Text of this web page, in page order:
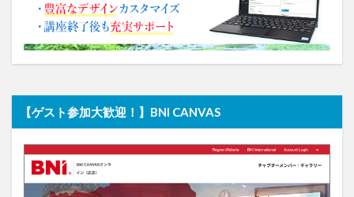
【ゲスト参加大歓迎！】BNI CANVAS